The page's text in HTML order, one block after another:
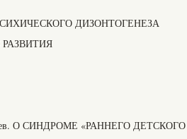
ДИЗОНТОГЕНЕЗА
О СИНДРОМЕ «РАННЕГО